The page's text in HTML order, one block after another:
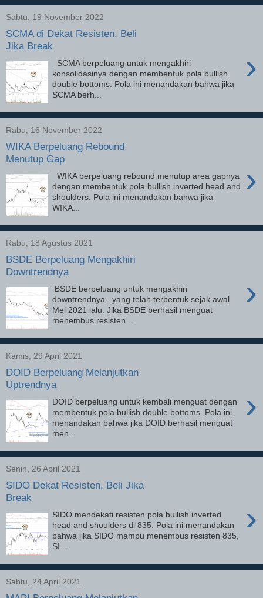
Sabtu, 19 November 2022
SCMA di Dekat Resisten, Beli
Jika Break
›
SCMA berpeluang untuk mengakhiri
konsolidasinya dengan membentuk pola bullish
double bottoms. Pola ini menandakan bahwa jika
SCMA berh...
Rabu, 16 November 2022
WIKA Berpeluang Rebound
Menutup Gap
›
WIKA berpeluang rebound menutup area gapnya
dengan membentuk pola bullish inverted head and
shoulders. Pola ini menandakan bahwa jika
WIKA...
Rabu, 18 Agustus 2021
BSDE Berpeluang Mengakhiri
Downtrendnya
›
BSDE berpeluang untuk mengakhiri
downtrendnya yang telah terbentuk sejak awal
Mei 2021 lalu. Jika BSDE berhasil menguat
menembus resisten...
Kamis, 29 April 2021
DOID Berpeluang Melanjutkan
Uptrendnya
›
DOID berpeluang untuk kembali menguat dengan
membentuk pola bullish double bottoms. Pola ini
menandakan bahwa jika DOID berhasil menguat
men...
Senin, 26 April 2021
SIDO Dekat Resisten, Beli Jika
Break
›
SIDO mendekati resisten pola bullish inverted
head and shoulders di 835. Pola ini menandakan
bahwa jika SIDO mampu menembus resisten 835,
SI...
Sabtu, 24 April 2021